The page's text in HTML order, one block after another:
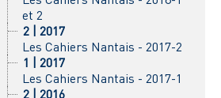
et 2
2 | 2017
Les Cahiers Nantais - 2017-2
1 | 2017
Les Cahiers Nantais - 2017-1
2 | 2016